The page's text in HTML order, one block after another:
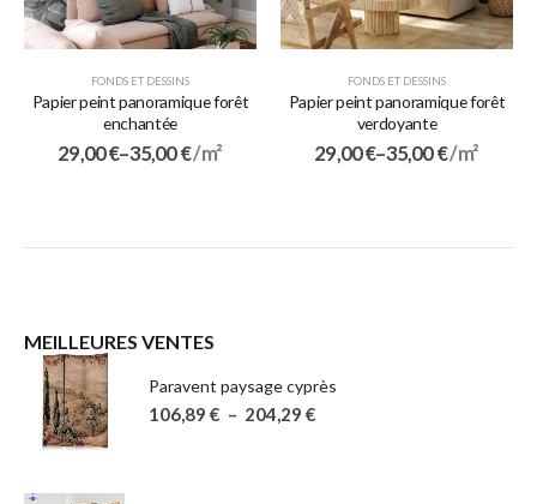
FONDS ET DESSINS
Papier peint panoramique forêt
enchantée
29,00€–35,00€/ m²
FONDS ET DESSINS
Papier peint panoramique forêt
verdoyante
29,00€–35,00€/ m²
MEILLEURES VENTES
Paravent paysage cyprès
106,89 € – 204,29 €